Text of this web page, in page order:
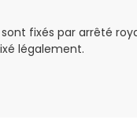
sont fixés par arrêté
légalement.